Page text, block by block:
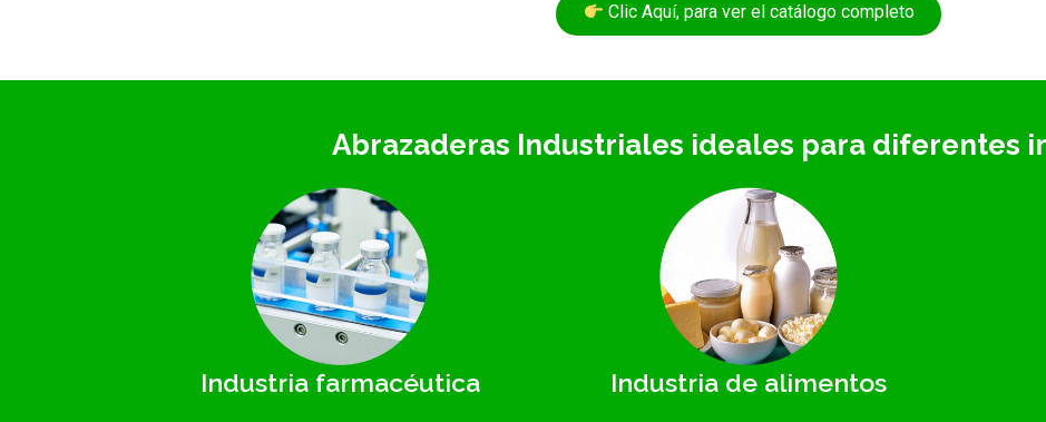
Clic Aquí, para ver el catálogo completo
Abrazaderas Industriales ideales para diferentes
Industria farmacéutica Industria de alimentos